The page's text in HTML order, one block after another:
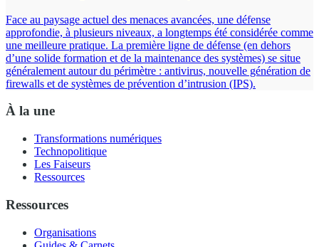
Face au paysage actuel des menaces avancées, une défense
approfondie, à plusieurs niveaux, a longtemps été considérée comme
une meilleure pratique. La première ligne de défense (en dehors
d’une solide formation et de la maintenance des systèmes) se situe
généralement autour du périmètre : antivirus, nouvelle génération de
firewalls et de systèmes de prévention d’intrusion (IPS).
À la une
Transformations numériques
Technopolitique
Les Faiseurs
Ressources
Ressources
Organisations